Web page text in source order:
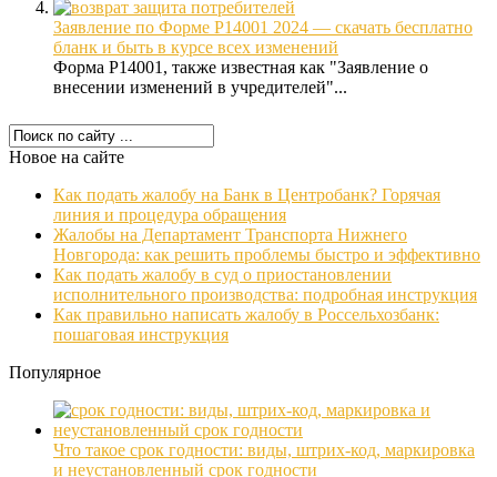
Заявление по Форме Р14001 2024 — скачать бесплатно
бланк и быть в курсе всех изменений
Форма Р14001, также известная как "Заявление о
внесении изменений в учредителей"...
Новое на сайте
Как подать жалобу на Банк в Центробанк? Горячая
линия и процедура обращения
Жалобы на Департамент Транспорта Нижнего
Новгорода: как решить проблемы быстро и эффективно
Как подать жалобу в суд о приостановлении
исполнительного производства: подробная инструкция
Как правильно написать жалобу в Россельхозбанк:
пошаговая инструкция
Популярное
Что такое срок годности: виды, штрих-код, маркировка
и неустановленный срок годности